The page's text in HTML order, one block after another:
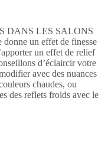
DANS LES SALONS
un effet de finesse
un effet de relief
d’éclaircir votre
avec des nuances
chaudes, ou
des reflets froids avec le